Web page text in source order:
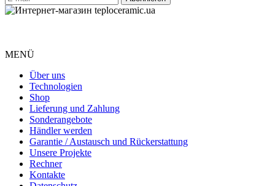
MENÜ
Über uns
Technologien
Shop
Lieferung und Zahlung
Sonderangebote
Händler werden
Garantie / Austausch und Rückerstattung
Unsere Projekte
Rechner
Kontakte